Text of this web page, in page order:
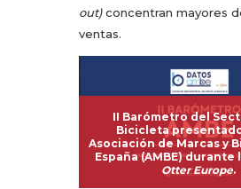
out)concentran mayores
ventas.
II Barómetro del
Bicicleta
Asociación de Marcas y
España (AMBE) durante
Otter Europe.